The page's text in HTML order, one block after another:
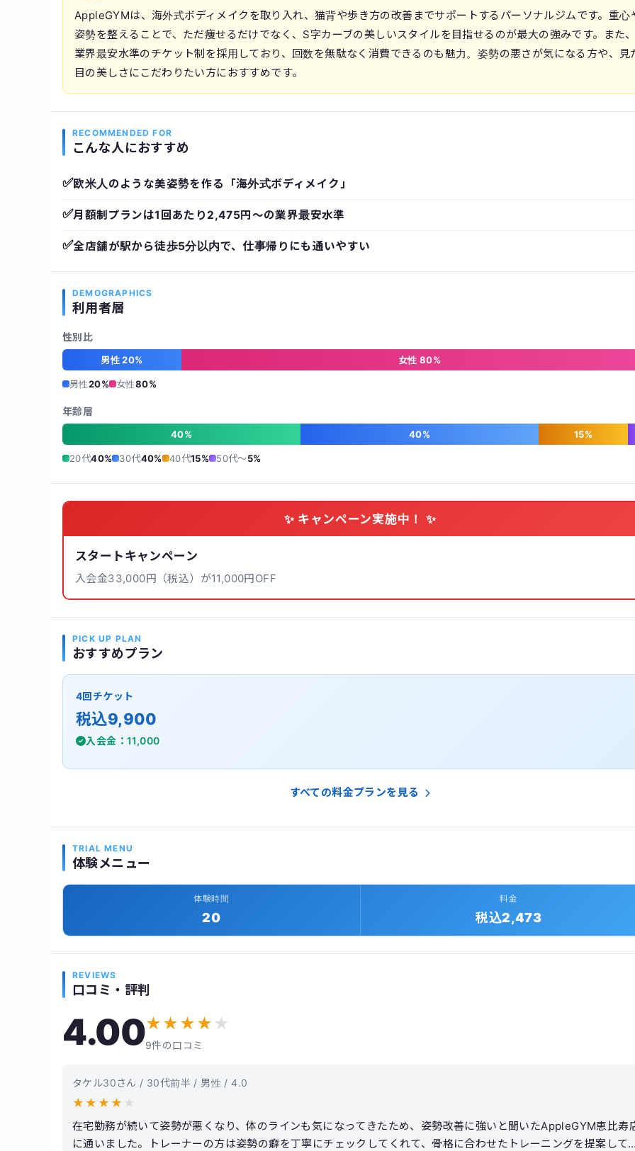
AppleGYMは、海外式ボディメイクを取り入れ、猫背や歩き方の改善までサポートするパーソナルジムです。重心
姿勢を整えることで、ただ痩せるだけでなく、S字カーブの美しいスタイルを目指せるのが最大の強みです。また
業界最安水準のチケット制を採用しており、回数を無駄なく消費できるのも魅力。姿勢の悪さが気になる方や、見
目の美しさにこだわりたい方におすすめです。
RECOMMENDED FOR
こんな人におすすめ
✅欧米人のような美姿勢を作る「海外式ボディメイク」
✅月額制プランは1回あたり2,475円〜の業界最安水準
✅全店舗が駅から徒歩5分以内で、仕事帰りにも通いやすい
DEMOGRAPHICS
利用者層
性別比
男性 20% 女性 80%
男性20% 女性80%
年齢層
40% 40% 15%
20代40% 30代40% 40代15% 50代〜5%
✨ キャンペーン実施中！ ✨
スタートキャンペーン
入会金33,000円（税込）が11,000円OFF
PICK UP PLAN
おすすめプラン
4回チケット
税込9,900
入会金：11,000
すべての料金プランを見る
TRIAL MENU
体験メニュー
体験時間
20
料金
税込2,473
REVIEWS
口コミ・評判
4.00★★★★ ★
9件の口コミ
タケル30さん / 30代前半 / 男性 / 4.0
★ ★ ★ ★ ★
在宅勤務が続いて姿勢が悪くなり、体のラインも気になってきたため、姿勢改善に強いと聞いたAppleGYM恵比寿
に通いました。トレーナーの方は姿勢の癖を丁寧にチェックしてくれて、骨格に合わせたトレーニングを提案して